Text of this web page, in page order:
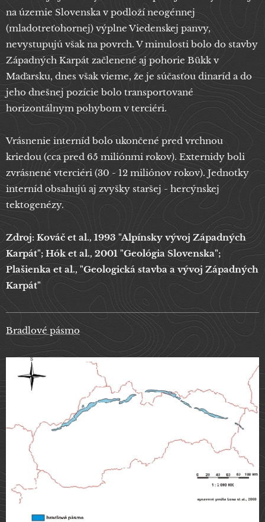
na územie Slovenska v podloží neogénnej
(mladotreťohornej) výplne Viedenskej panvy,
nevystupujú však na povrch. V minulosti bolo do stavby
Západných Karpát začlenené aj pohorie Bükk v
Maďarsku, dnes však vieme, že je súčasťou dinaríd a do
jeho dnešnej pozície bolo transportované
horizontálnym pohybom v terciéri.
Vrásnenie interníd bolo ukončené pred vrchnou
kriedou (cca pred 65 miliónmi rokov). Externidy boli
zvrásnené vterciéri (30 - 12 miliónov rokov). Jednotky
interníd obsahujú aj zvyšky staršej - hercýnskej
tektogenézy.
Zdroj: Kováč et al., 1993 "Alpínsky vývoj Západných
Karpát"; Hók et al., 2001 "Geológia Slovenska";
Plašienka et al., "Geologická stavba a vývoj Západných
Karpát"
Bradlové pásmo